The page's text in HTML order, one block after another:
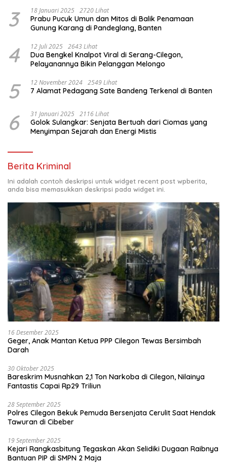
3 18 Januari 2025 2720 Lihat
Prabu Pucuk Umun dan Mitos di Balik Penamaan
Gunung Karang di Pandeglang, Banten
4 12 Juli 2025 2643 Lihat
Dua Bengkel Knalpot Viral di Serang-Cilegon,
Pelayanannya Bikin Pelanggan Melongo
5 12 November 2024 2549 Lihat
7 Alamat Pedagang Sate Bandeng Terkenal di Banten
6 31 Januari 2025 2116 Lihat
Golok Sulangkar: Senjata Bertuah dari Ciomas yang
Menyimpan Sejarah dan Energi Mistis
Berita Kriminal
Ini adalah contoh deskripsi untuk widget recent post wpberita,
anda bisa memasukkan deskripsi pada widget ini.
16 Desember 2025
Geger, Anak Mantan Ketua PPP Cilegon Tewas Bersimbah
Darah
30 Oktober 2025
Bareskrim Musnahkan 2,1 Ton Narkoba di Cilegon, Nilainya
Fantastis Capai Rp29 Triliun
28 September 2025
Polres Cilegon Bekuk Pemuda Bersenjata Cerulit Saat Hendak
Tawuran di Cibeber
19 September 2025
Kejari Rangkasbitung Tegaskan Akan Selidiki Dugaan Raibnya
Bantuan PIP di SMPN 2 Maja